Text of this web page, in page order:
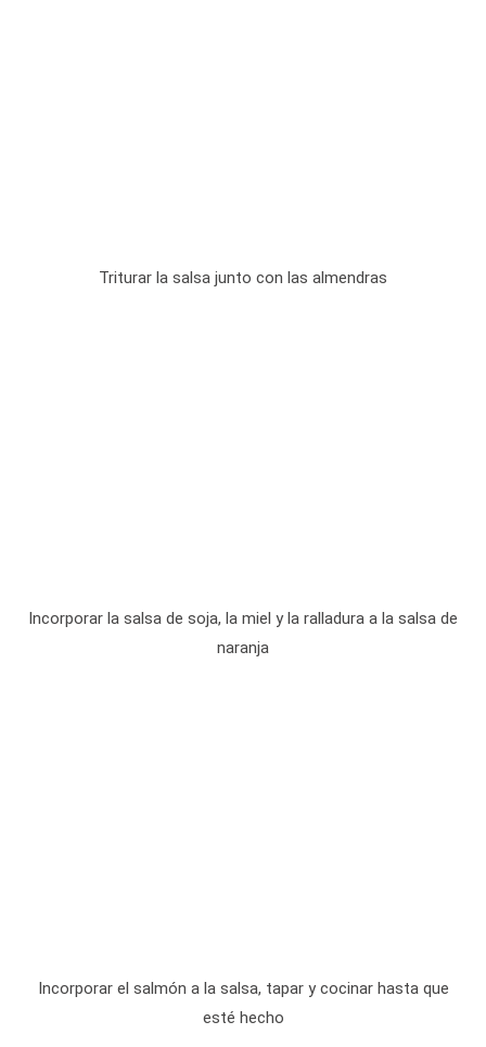
Triturar la salsa junto con las almendras
Incorporar la salsa de soja, la miel y la ralladura a la salsa de
naranja
Incorporar el salmón a la salsa, tapar y cocinar hasta que
esté hecho